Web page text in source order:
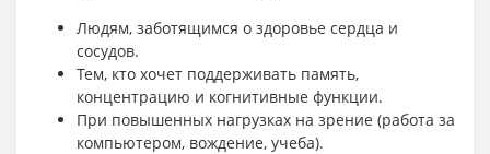
Людям, заботящимся о здоровье сердца и
сосудов.
Тем, кто хочет поддерживать память,
концентрацию и когнитивные функции.
При повышенных нагрузках на зрение (работа за
компьютером, вождение, учеба).